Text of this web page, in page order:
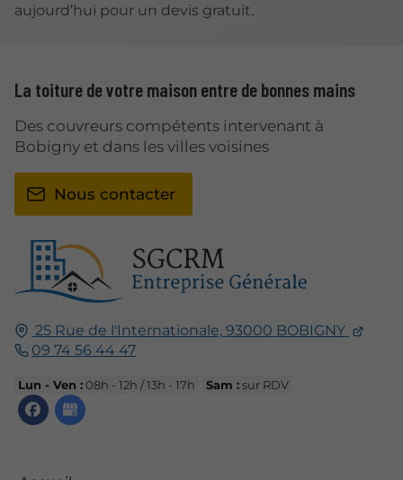
aujourd’hui pour un devis gratuit.
25 Rue de l'Internationale, 93000 BOBIGNY
09 74 56 44 47
Lun - Ven :08h - 12h / 13h - 17h Sam :sur RDV
La toiture de votre maison entre de bonnes mains
Des couvreurs compétents intervenant à
Bobigny et dans les villes voisines
Nous contacter